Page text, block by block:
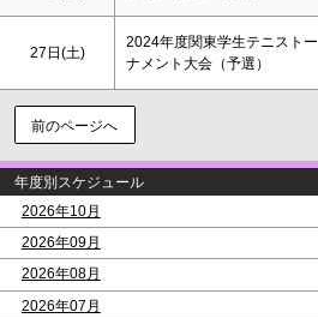
27日(土)
2024年度関東学生テニストー
ナメント大会（予選）
前のページへ
年度別スケジュール
2026年10月
2026年09月
2026年08月
2026年07月